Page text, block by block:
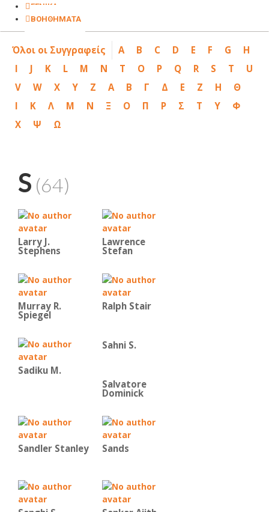
ΓΕΝΙΚΑ
ΒΟΗΘΗΜΑΤΑ
Όλοι οι Συγγραφείς A B C D E F G
H
I
J K L M N T O P Q R S T
U
V
W X Y Z Α Β Γ Δ Ε Ζ Η
Θ
Ι
Κ Λ Μ Ν Ξ Ο Π Ρ Σ Τ Υ
Φ
Χ
Ψ Ω
S (64)
Larry J.
Stephens
Lawrence
Stefan
Murray R.
Spiegel
Ralph Stair
Sadiku M.
Sahni S.
Salvatore
Dominick
Sandler Stanley Sands